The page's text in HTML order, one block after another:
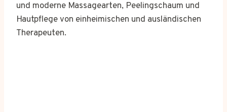
und moderne Massagearten, Peelingschaum und
Hautpflege von einheimischen und ausländischen
Therapeuten.